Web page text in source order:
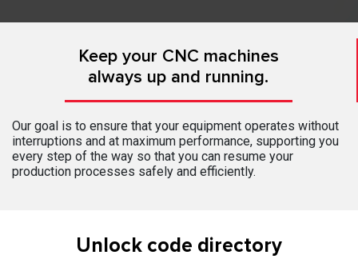
Keep your CNC machines
always up and running.
Our goal is to ensure that your equipment operates without
interruptions and at maximum performance, supporting you
every step of the way so that you can resume your
production processes safely and efficiently.
Unlock code directory